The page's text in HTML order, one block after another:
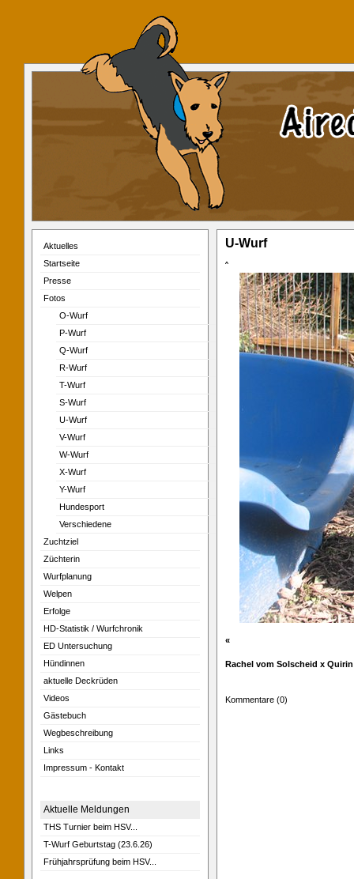
Aktuelles
Startseite
Presse
Fotos
O-Wurf
P-Wurf
Q-Wurf
R-Wurf
T-Wurf
S-Wurf
U-Wurf
V-Wurf
W-Wurf
X-Wurf
Y-Wurf
Hundesport
Verschiedene
Zuchtziel
Züchterin
Wurfplanung
Welpen
Erfolge
HD-Statistik / Wurfchronik
ED Untersuchung
Hündinnen
aktuelle Deckrüden
Videos
Gästebuch
Wegbeschreibung
Links
Impressum - Kontakt
Aktuelle Meldungen
THS Turnier beim HSV...
T-Wurf Geburtstag (23.6.26)
Frühjahrsprüfung beim HSV...
U-Wurf
ˆ
«
Rachel vom Solscheid x
Kommentare (0)